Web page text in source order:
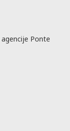
agencije Ponte